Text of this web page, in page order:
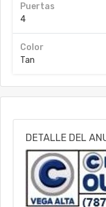
Puertas
4
Color
Tan
DETALLE DEL